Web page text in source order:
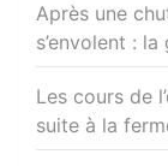
Après une
s’envolent :
Les cours de
suite à la